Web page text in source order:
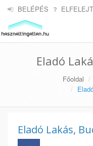
BELÉPÉS
Eladó
Főoldal
Eladó Lakás,